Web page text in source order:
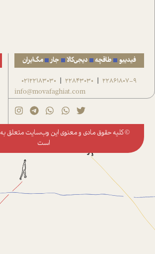
فیدیبو طاقچه دیجی‌کالا جار مگ‌ایران
22861807-9
|
22843030
|
02122183030
info@movafaghiat.com
© کلیه حقوق مادی و معنوی این وب‌سایت متعلق به
است